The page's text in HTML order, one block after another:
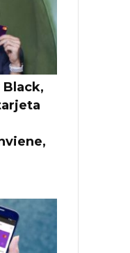
Black,